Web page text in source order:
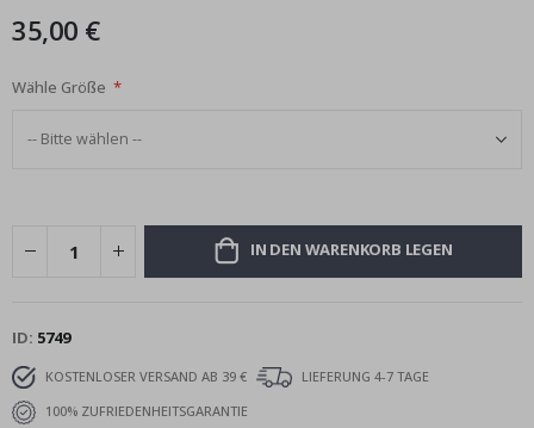
35,00 €
Wähle Größe
IN DEN WARENKORB LEGEN
ID 5749
KOSTENLOSER VERSAND AB 39 €
LIEFERUNG 4-7 TAGE
100% ZUFRIEDENHEITSGARANTIE